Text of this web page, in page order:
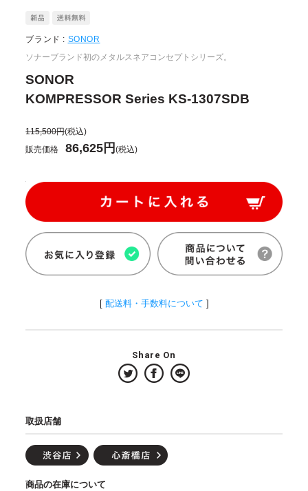
ブランド : SONOR
ソナーブランド初のメタルスネアコンセプトシリーズ。
SONOR
KOMPRESSOR Series KS-1307SDB
115,500円(税込)
販売価格
86,625円(税込)
[ 配送料・手数料について ]
Share On
取扱店舗
商品の在庫について